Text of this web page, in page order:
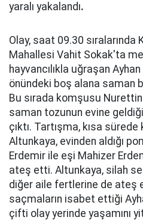
yaralı yakalandı.
Olay, saat 09.30
Mahallesi Vahit Sokak'ta
hayvancılıkla uğraşan
önündeki boş alana saman
Bu sırada komşusu
saman tozunun evine
çıktı. Tartışma, kısa
Altunkaya, evinden aldığı
Erdemir ile eşi Mahizer
ateş etti. Altunkaya, silah
diğer aile fertlerine de ateş
saçmaların isabet ettiği
çifti olay yerinde yaşamını